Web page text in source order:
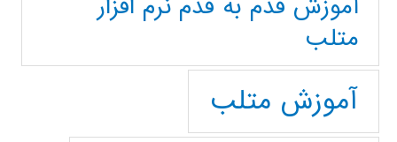
آموزش قدم به قدم نرم افزار
متلب
آموزش متلب